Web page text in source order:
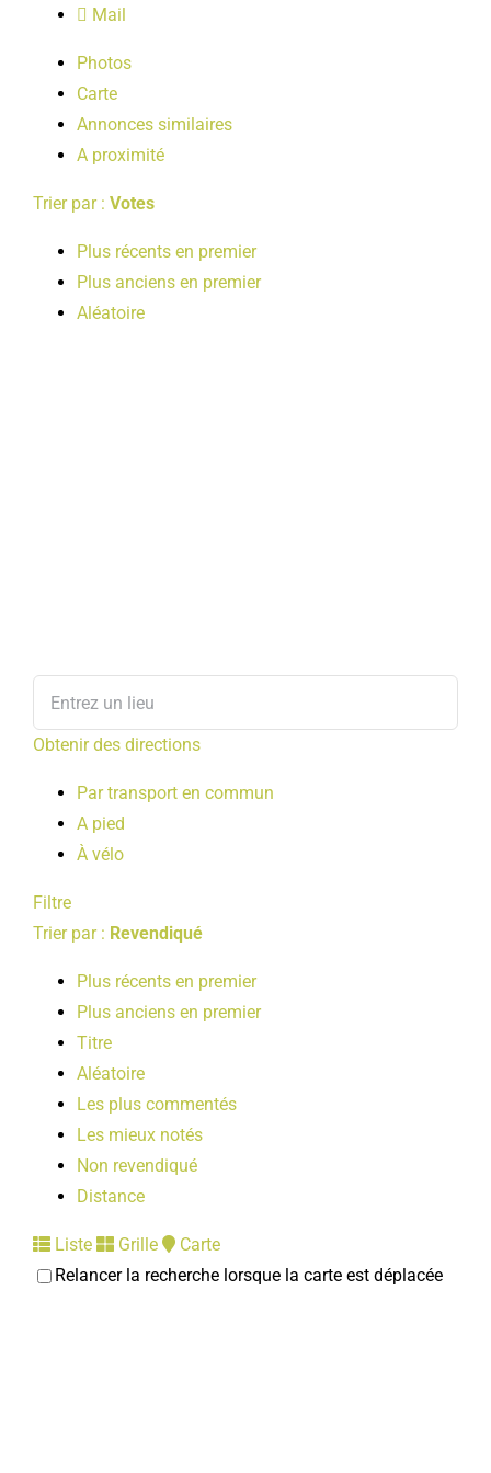
LOISIRS
PUBLICATIONS
Mail
Photos
Carte
Annonces similaires
A proximité
Trier par : Votes
Plus récents en premier
Plus anciens en premier
Aléatoire
Obtenir des directions
Par transport en commun
A pied
À vélo
Filtre
Trier par : Revendiqué
Plus récents en premier
Plus anciens en premier
Titre
Aléatoire
Les plus commentés
Les mieux notés
Non revendiqué
Distance
Liste Grille
Carte
Relancer la recherche lorsque la carte est déplacée